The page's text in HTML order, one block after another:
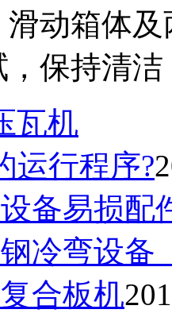
动箱体
保持清
瓦机
运行程序?
备易损配
冷弯设
合板机